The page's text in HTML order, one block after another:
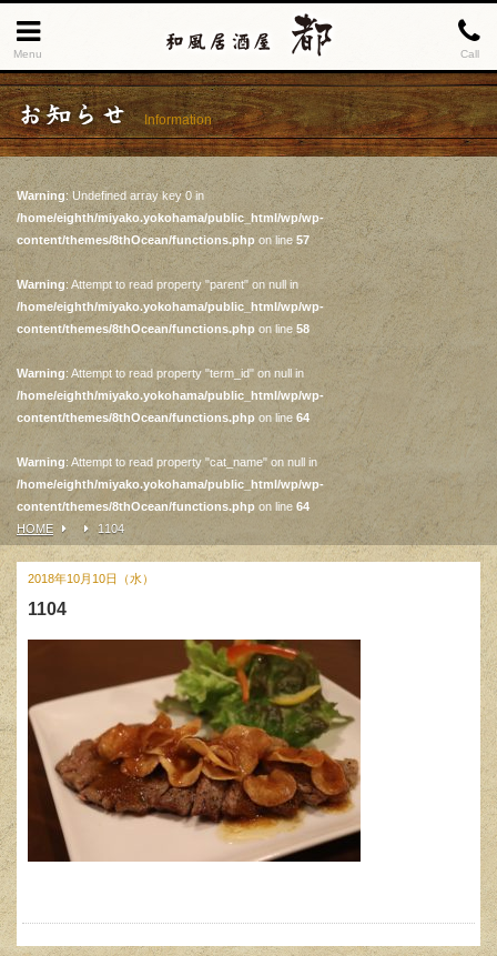
Menu Call
お知らせ Information
Warning: Undefined array key 0 in
/home/eighth/miyako.yokohama/public_html/wp/wp-
content/themes/8thOcean/functions.phpon line57
Warning: Attempt to read property "parent" on null in
/home/eighth/miyako.yokohama/public_html/wp/wp-
content/themes/8thOcean/functions.php on line 58
Warning: Attempt to read property "term_id" on null in
/home/eighth/miyako.yokohama/public_html/wp/wp-
content/themes/8thOcean/functions.php on line 64
Warning: Attempt to read property "cat_name" on null in
/home/eighth/miyako.yokohama/public_html/wp/wp-
content/themes/8thOcean/functions.php on line 64
HOME
1104
2018年10月10日（水）
1104